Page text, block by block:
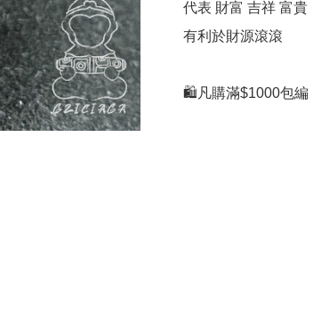
代表 財富 吉祥 富貴
有利於財源滾滾
🛍凡購滿$1000包編